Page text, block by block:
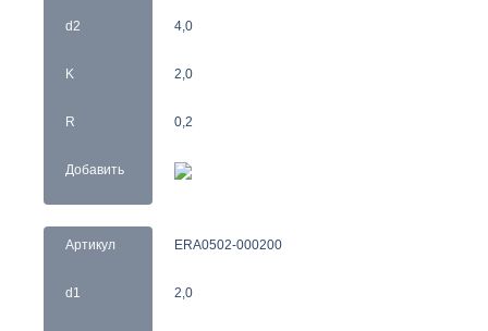
d2
K
R
Добавить
4,0
2,0
0,2
Артикул
d1
ERA0502-000200
2,0